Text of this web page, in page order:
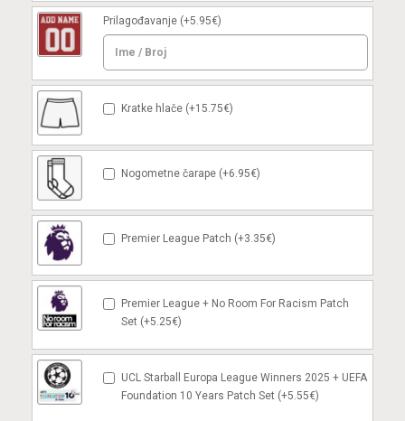
Prilagođavanje (+5.95€)
Kratke hlače (+15.75€)
Nogometne čarape (+6.95€)
Premier League Patch (+3.35€)
Premier League + No Room For Racism Patch
Set (+5.25€)
UCL Starball Europa League Winners 2025 + UEFA
Foundation 10 Years Patch Set (+5.55€)